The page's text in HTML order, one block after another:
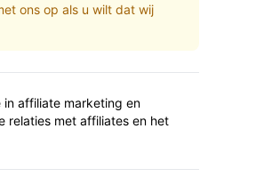
ons op als u wilt dat wij
in affiliate marketing en
relaties met affiliates en het